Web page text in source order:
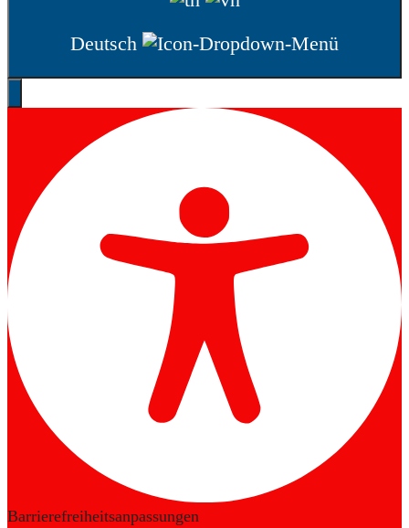
Deutsch
Barrierefreiheitsanpassungen